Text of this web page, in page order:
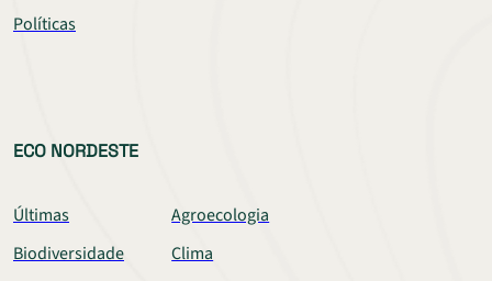
Políticas
ECO NORDESTE
Últimas
Agroecologia
Biodiversidade
Clima